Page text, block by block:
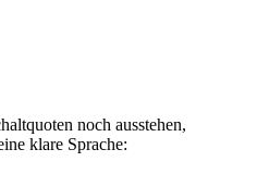
noch ausstehen,
klare Sprache: